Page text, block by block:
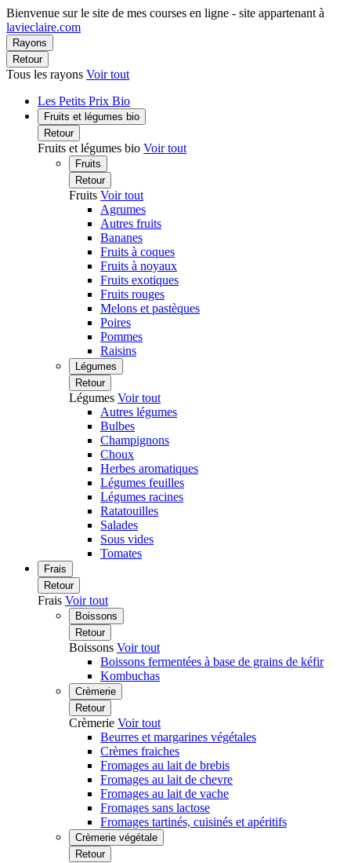
Bienvenue sur le site de mes courses en ligne - site appartenant à
lavieclaire.com
Rayons
Retour
Tous les rayons Voir tout
Les Petits Prix Bio
Fruits et légumes bio
Retour
Fruits et légumes bio Voir tout
Fruits
Retour
Fruits Voir tout
Agrumes
Autres fruits
Bananes
Fruits à coques
Fruits à noyaux
Fruits exotiques
Fruits rouges
Melons et pastèques
Poires
Pommes
Raisins
Légumes
Retour
Légumes Voir tout
Autres légumes
Bulbes
Champignons
Choux
Herbes aromatiques
Légumes feuilles
Légumes racines
Ratatouilles
Salades
Sous vides
Tomates
Frais
Retour
Frais Voir tout
Boissons
Retour
Boissons Voir tout
Boissons fermentées à base de grains de kéfir
Kombuchas
Crèmerie
Retour
Crèmerie Voir tout
Beurres et margarines végétales
Crèmes fraiches
Fromages au lait de brebis
Fromages au lait de chevre
Fromages au lait de vache
Fromages sans lactose
Fromages tartinés, cuisinés et apéritifs
Crèmerie végétale
Retour